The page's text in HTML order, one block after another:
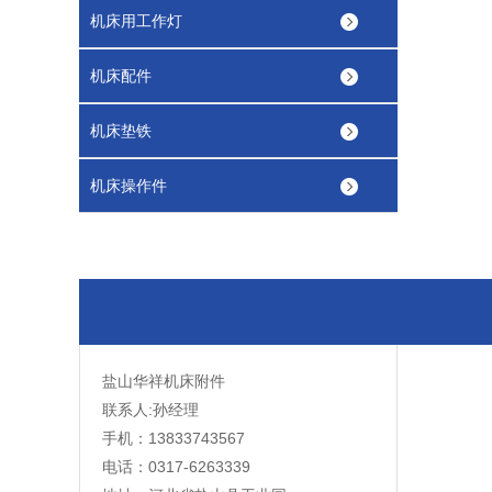
机床用工作灯
机床配件
机床垫铁
机床操作件
盐山华祥机床附件
联系人:孙经理
手机：13833743567
电话：0317-6263339